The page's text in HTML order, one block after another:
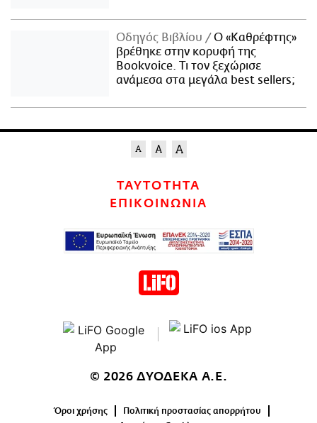
Οδηγός Βιβλίου
Ο «Καθρέφτης»
βρέθηκε στην κορυφή της
Bookvoice. Τι τον ξεχώρισε
ανάμεσα στα μεγάλα best sellers;
ΤΑΥΤΟΤΗΤΑ
ΕΠΙΚΟΙΝΩΝΙΑ
© 2026 ΔΥΟΔΕΚΑ Α.Ε.
Όροι χρήσης
Πολιτική προστασίας απορρήτου